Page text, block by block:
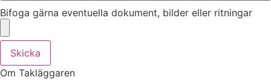
Bifoga gärna eventuella dokument, bilder eller ritningar
Skicka
Om Takläggaren